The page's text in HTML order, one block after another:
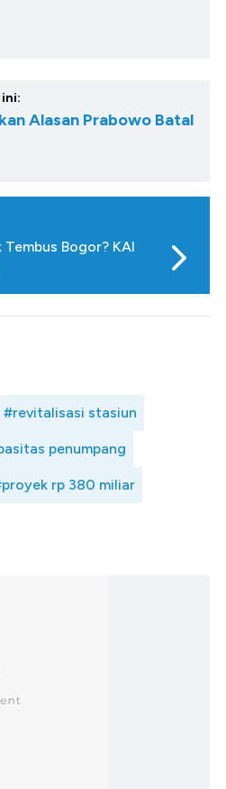
Alasan Prabowo Batal
Bogor? KAI
#revitalisasi stasiun
penumpang
rp 380 miliar